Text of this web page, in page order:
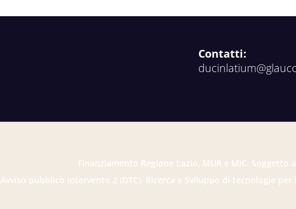
Contatti:
Finanziamento Regione Lazio, MUR e MiC. Soggetto
Avviso pubblico intervento 2 (DTC). Ricerca e Sviluppo di tecnologie